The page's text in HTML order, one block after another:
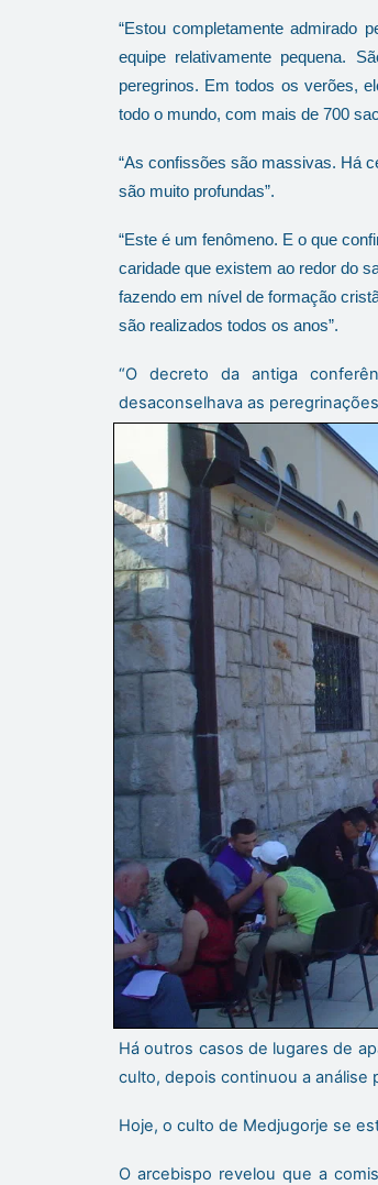
“Estou completamente admirado
equipe relativamente pequena.
peregrinos. Em todos os verões,
todo o mundo, com mais de 700
“As confissões são massivas. Há
são muito profundas”.
“Este é um fenômeno. E o que
caridade que existem ao redor do
fazendo em nível de formação
são realizados todos os anos”.
“O decreto da antiga
desaconselhava as
Há outros casos de lugares de
culto, depois continuou a análise
Hoje, o culto de Medjugorje se
O arcebispo revelou que a